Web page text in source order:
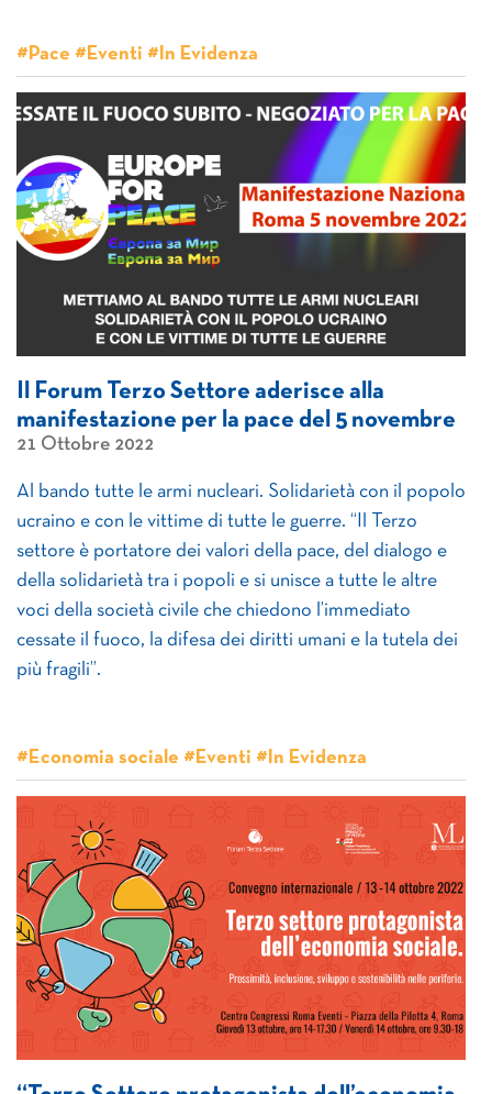
#Pace #Eventi #In Evidenza
Il Forum Terzo Settore aderisce alla
manifestazione per la pace del 5 novembre
21 Ottobre 2022
Al bando tutte le armi nucleari. Solidarietà con il popolo
ucraino e con le vittime di tutte le guerre. “Il Terzo
settore è portatore dei valori della pace, del dialogo e
della solidarietà tra i popoli e si unisce a tutte le altre
voci della società civile che chiedono l’immediato
cessate il fuoco, la difesa dei diritti umani e la tutela dei
più fragili”.
#Economia sociale #Eventi #In Evidenza